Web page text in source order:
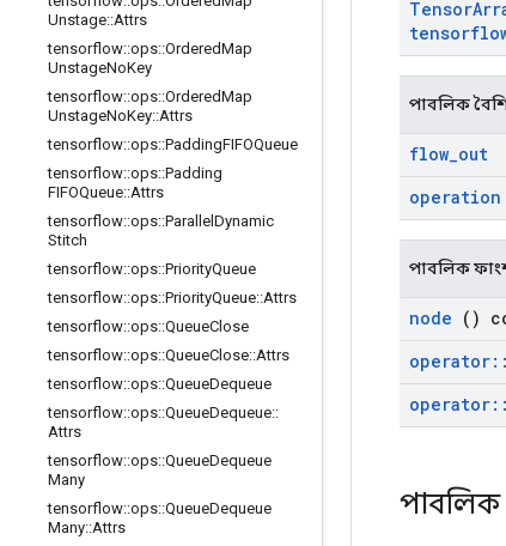
Unstage::Attrs
tensorflow::ops::OrderedMap
UnstageNoKey
tensorflow::ops::OrderedMap
UnstageNoKey::Attrs
tensorflow::ops::PaddingFIFOQueue
tensorflow::ops::Padding
FIFOQueue::Attrs
tensorflow::ops::Parallel Dynamic
Stitch
tensorflow::ops::PriorityQueue
tensorflow::ops::PriorityQueue::Attrs
tensorflow::ops::QueueClose
tensorflow::ops::QueueClose::Attrs
tensorflow::ops::QueueDequeue
tensorflow::ops::QueueDequeue::
Attrs
tensorflow::ops::QueueDequeue
Many
tensorflow::ops::QueueDequeue
Many::Attrs
Tensor
পাবলিক
flow_out
operation
পাবলিক
node ()
operator::
operator::
পাবলিক